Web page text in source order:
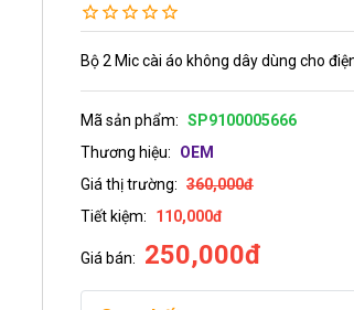
Bộ 2 Mic cài áo không dây dùng cho
Mã sản phẩm: SP9100005666
Thương hiệu:
OEM
Giá thị trường: 360,000đ
Tiết kiệm:
110,000đ
Giá bán: 250,000đ